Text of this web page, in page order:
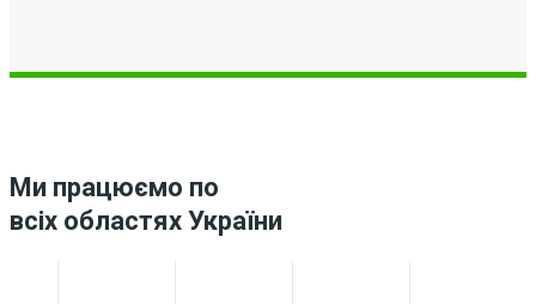
Ми працюємо по
всіх областях України